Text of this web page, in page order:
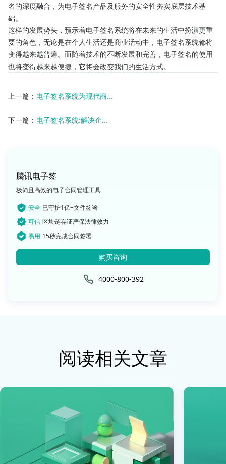
名的深度融合，为电子签名产品及服务的安全性夯实底层技术基
础。
这样的发展势头，预示着电子签名系统将在未来的生活中扮演更重
要的角色，无论是在个人生活还是商业活动中，电子签名系统都将
变得越来越普遍。而随着技术的不断发展和完善，电子签名的使用
也将变得越来越便捷，它将会改变我们的生活方式。
上一篇： 电子签名系统为现代商...
下一篇： 电子签名系统:解决企...
腾讯电子签
极简且高效的电子合同管理工具
安全 已守护1亿+文件签署
可信 区块链存证严保法律效力
易用 15秒完成合同签署
购买咨询
4000-800-392
阅读相关文章